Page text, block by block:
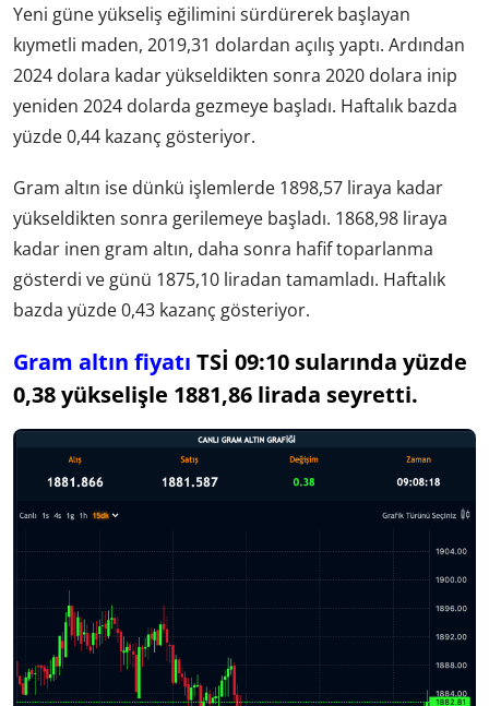
Yeni güne yükseliş eğilimini sürdürerek başlayan
kıymetli maden, 2019,31 dolardan açılış yaptı. Ardından
2024 dolara kadar yükseldikten sonra 2020 dolara inip
yeniden 2024 dolarda gezmeye başladı. Haftalık bazda
yüzde 0,44 kazanç gösteriyor.
Gram altın ise dünkü işlemlerde 1898,57 liraya kadar
yükseldikten sonra gerilemeye başladı. 1868,98 liraya
kadar inen gram altın, daha sonra hafif toparlanma
gösterdi ve günü 1875,10 liradan tamamladı. Haftalık
bazda yüzde 0,43 kazanç gösteriyor.
Gram altın fiyatı TSİ 09:10 sularında yüzde
0,38 yükselişle 1881,86 lirada seyretti.